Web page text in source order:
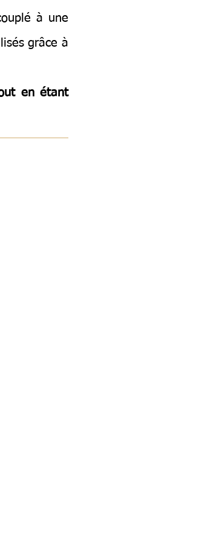
à une
grâce à
en étant